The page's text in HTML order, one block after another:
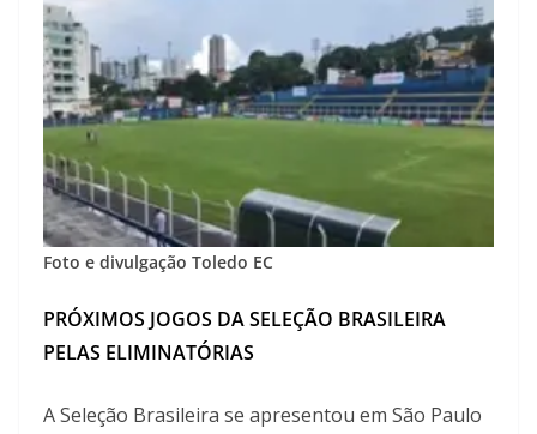
Foto e divulgação Toledo EC
PRÓXIMOS JOGOS DA SELEÇÃO BRASILEIRA
PELAS ELIMINATÓRIAS
A Seleção Brasileira se apresentou em São Paulo